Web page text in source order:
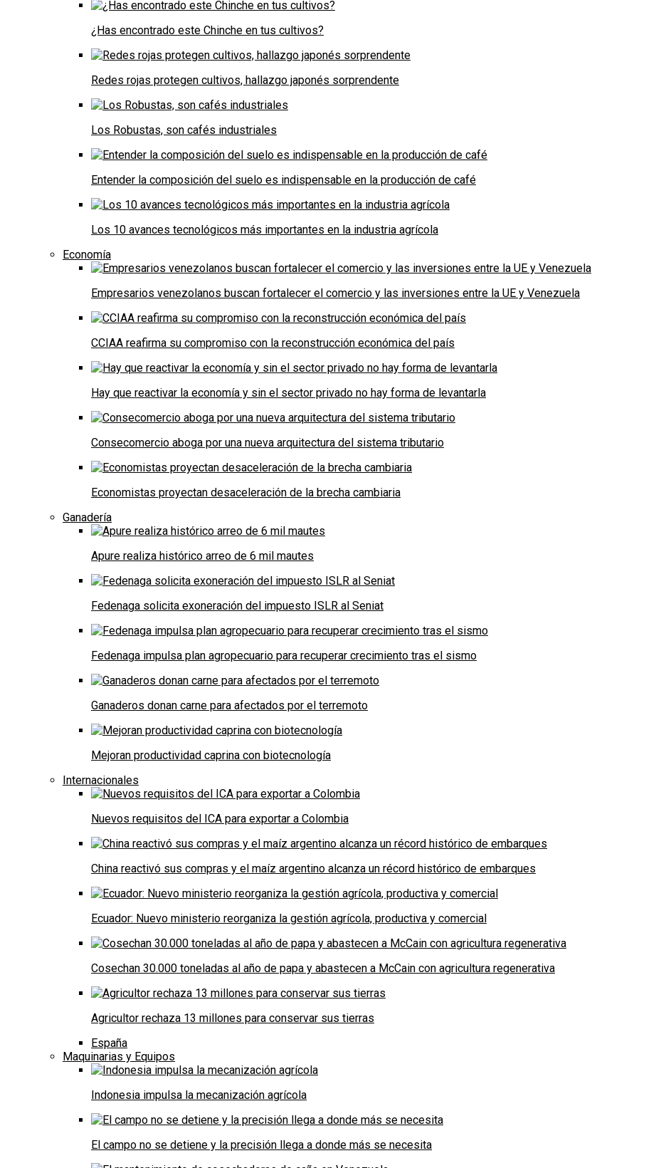
¿Has encontrado este Chinche en tus cultivos?
Redes rojas protegen cultivos, hallazgo japonés sorprendente
Los Robustas, son cafés industriales
Entender la composición del suelo es indispensable en la producción de café
Los 10 avances tecnológicos más importantes en la industria agrícola
Economía
Empresarios venezolanos buscan fortalecer el comercio y las inversiones entre la UE y Venezuela
CCIAA reafirma su compromiso con la reconstrucción económica del país
Hay que reactivar la economía y sin el sector privado no hay forma de levantarla
Consecomercio aboga por una nueva arquitectura del sistema tributario
Economistas proyectan desaceleración de la brecha cambiaria
Ganadería
Apure realiza histórico arreo de 6 mil mautes
Fedenaga solicita exoneración del impuesto ISLR al Seniat
Fedenaga impulsa plan agropecuario para recuperar crecimiento tras el sismo
Ganaderos donan carne para afectados por el terremoto
Mejoran productividad caprina con biotecnología
Internacionales
Nuevos requisitos del ICA para exportar a Colombia
China reactivó sus compras y el maíz argentino alcanza un récord histórico de embarques
Ecuador: Nuevo ministerio reorganiza la gestión agrícola, productiva y comercial
Cosechan 30.000 toneladas al año de papa y abastecen a McCain con agricultura regenerativa
Agricultor rechaza 13 millones para conservar sus tierras
España
Maquinarias y Equipos
Indonesia impulsa la mecanización agrícola
El campo no se detiene y la precisión llega a donde más se necesita